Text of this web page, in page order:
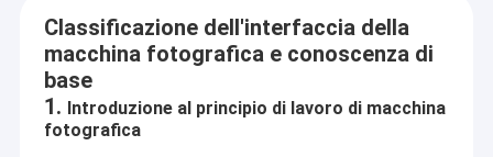
Classificazione dell'interfaccia della
macchina fotografica e conoscenza di
base
1. Introduzione al principio di lavoro di macchina
fotografica